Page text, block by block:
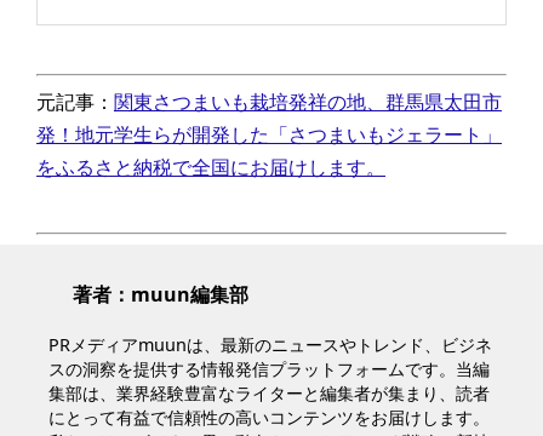
元記事： 関東さつまいも栽培発祥の地、群馬県太田市
発！地元学生らが開発した「さつまいもジェラート」
をふるさと納税で全国にお届けします。
著者：muun編集部
PRメディアmuunは、最新のニュースやトレンド、ビジネ
スの洞察を提供する情報発信プラットフォームです。当編
集部は、業界経験豊富なライターと編集者が集まり、読者
にとって有益で信頼性の高いコンテンツをお届けします。